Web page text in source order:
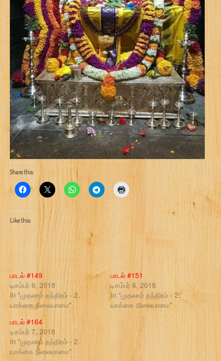
Share this:
Like this:
பாடல் #149
டிசம்பர் 6, 2018
In "முதலாம் தந்திரம் - 2.
யாக்கை நிலையாமை"
பாடல் #151
டிசம்பர் 6, 2018
In "முதலாம் தந்திரம் - 2.
யாக்கை நிலையாமை"
பாடல் #164
டிசம்பர் 7, 2018
In "முதலாம் தந்திரம் - 2.
யாக்கை நிலையாமை"